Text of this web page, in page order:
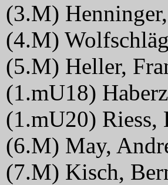
(3.M)
(4.M)
(5.M) Heller,
(1.mU18)
(1.mU20) Riess,
(6.M) May,
(7.M) Kisch,